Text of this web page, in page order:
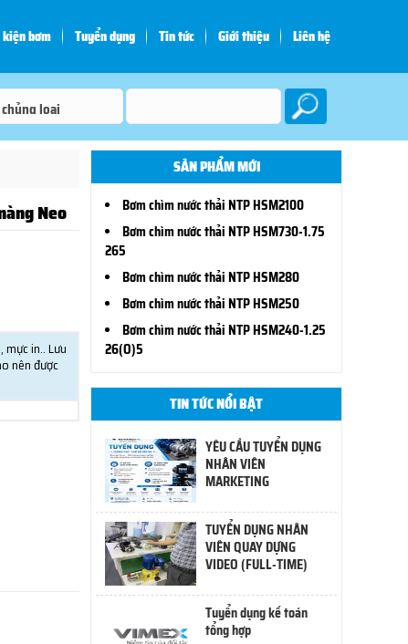
kiện bơm Tuyển dụng Tin tức Giới thiệu Liên hệ
Neo
in.. Lưu
nên được
SẢN PHẨM MỚI
Bơm chìm nước thải NTP HSM2100
Bơm chìm nước thải NTP HSM730-1.75
265
Bơm chìm nước thải NTP HSM280
Bơm chìm nước thải NTP HSM250
Bơm chìm nước thải NTP HSM240-1.25
26(O)5
TIN TỨC NỔI BẬT
YÊU CẦU TUYỂN DỤNG
NHÂN VIÊN
MARKETING
TUYỂN DỤNG NHÂN
VIÊN QUAY DỰNG
VIDEO (FULL-TIME)
Tuyển dụng kế toán
tổng hợp